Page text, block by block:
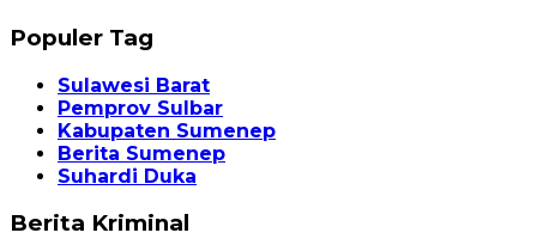
Populer Tag
Sulawesi Barat
Pemprov Sulbar
Kabupaten Sumenep
Berita Sumenep
Suhardi Duka
Berita Kriminal